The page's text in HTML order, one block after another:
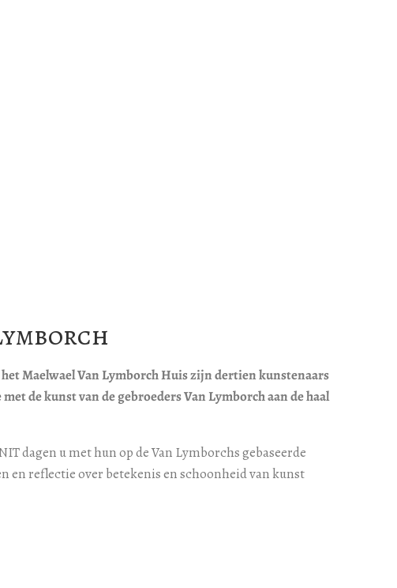
Maelwael Van Lymborch Huis zijn dertien kunstenaars
de kunst van de gebroeders Van Lymborch aan de haal
dagen u met hun op de Van Lymborchs gebaseerde
en reflectie over betekenis en schoonheid van kunst